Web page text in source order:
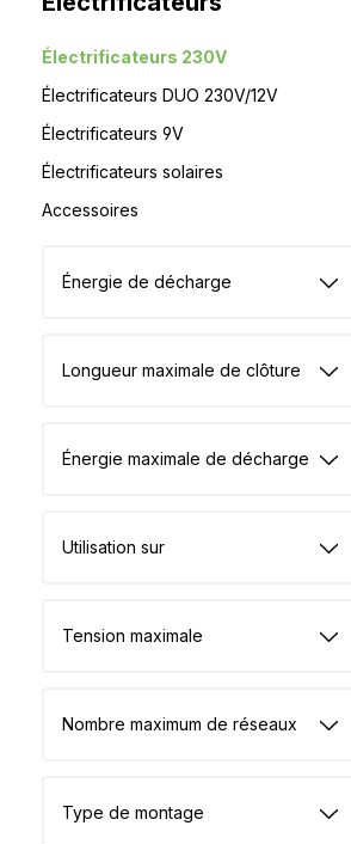
Électrificateurs 230V
Électrificateurs DUO 230V/12V
Électrificateurs 9V
Électrificateurs solaires
Accessoires
Énergie de décharge
Longueur maximale de clôture
Énergie maximale de décharge
Utilisation sur
Tension maximale
Nombre maximum de réseaux
Type de montage